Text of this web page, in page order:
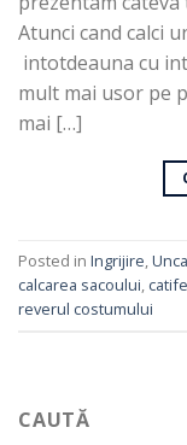
CAUTĂ
Atunci cand calci
intotdeauna cu
mult mai usor pe
mai […]
Posted in Ingrijire,
calcarea sacoului,
reverul costumului